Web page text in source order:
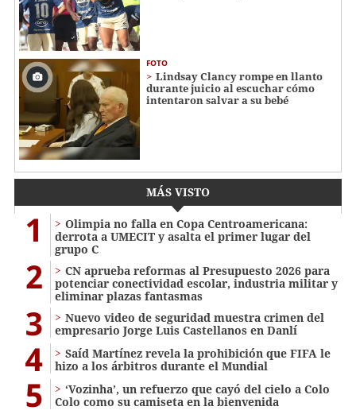
FOTO
Lindsay Clancy rompe en llanto
durante juicio al escuchar cómo
intentaron salvar a su bebé
MÁS VISTO
1
Olimpia no falla en Copa Centroamericana:
derrota a UMECIT y asalta el primer lugar del
grupo C
2
CN aprueba reformas al Presupuesto 2026 para
potenciar conectividad escolar, industria militar y
eliminar plazas fantasmas
3
Nuevo video de seguridad muestra crimen del
empresario Jorge Luis Castellanos en Danlí
4
Saíd Martínez revela la prohibición que FIFA le
hizo a los árbitros durante el Mundial
5
‘Vozinha’, un refuerzo que cayó del cielo a Colo
Colo como su camiseta en la bienvenida